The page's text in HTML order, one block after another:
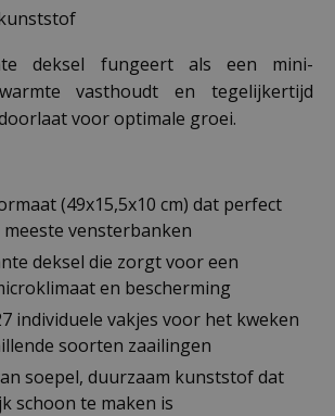
deksel fungeert als een mini-
vasthoudt en tegelijkertijd
voor optimale groei.
(49x15,5x10 cm) dat perfect
vensterbanken
deksel die zorgt voor een
en bescherming
individuele vakjes voor het kweken
soorten zaailingen
soepel, duurzaam kunststof dat
schoon te maken is